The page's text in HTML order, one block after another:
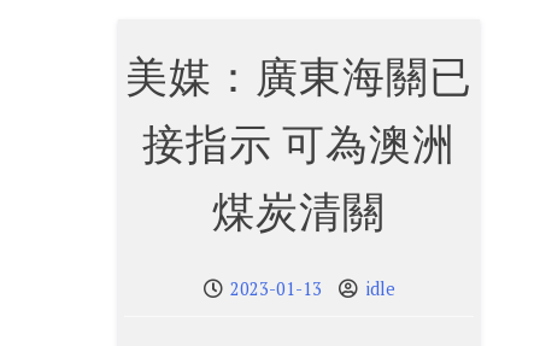
美媒：廣東海關已
接指示 可為澳洲
煤炭清關
2023-01-13 idle